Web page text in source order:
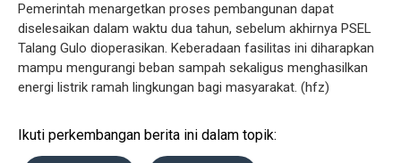
Pemerintah menargetkan proses pembangunan dapat
diselesaikan dalam waktu dua tahun, sebelum akhirnya PSEL
Talang Gulo dioperasikan. Keberadaan fasilitas ini diharapkan
mampu mengurangi beban sampah sekaligus menghasilkan
energi listrik ramah lingkungan bagi masyarakat. (hfz)
Ikuti perkembangan berita ini dalam topik: